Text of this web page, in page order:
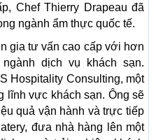
Chef Thierry Drapeau đã
ngành ẩm thực quốc tế.
gia tư vấn cao cấp với hơn
dịch vụ khách sạn.
Hospitality Consulting, một
lĩnh vực khách sạn. Ông sẽ
quả vận hành và trực tiếp
đưa nhà hàng lên một